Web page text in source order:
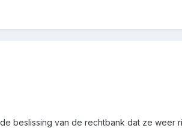
beslissing van de rechtbank dat ze weer